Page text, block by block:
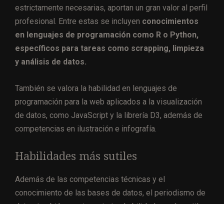
estrictamente necesarias, aportan un gran valor al perfil
profesional. Entre estas se incluyen conocimientos
en lenguajes de programación como R o Python,
específicos para tareas como scrapping, limpieza
y análisis de datos.
También se valora la habilidad en lenguajes de
programación para la web aplicados a la visualización
de datos, como JavaScript y la librería D3, además de
competencias en ilustración e infografía.
Habilidades más sutiles
Además de las competencias técnicas y el
conocimiento de las bases de datos, el periodismo de